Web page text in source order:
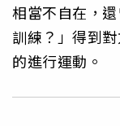
相當不自在，
訓練？」得到
的進行運動。